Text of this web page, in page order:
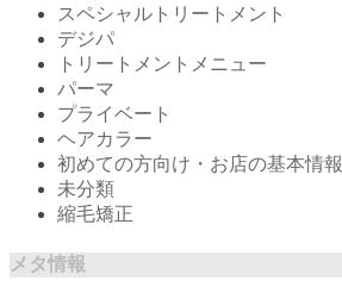
スペシャルトリートメント
デジパ
トリートメントメニュー
パーマ
プライベート
ヘアカラー
初めての方向け・お店の基本情報
未分類
縮毛矯正
メタ情報